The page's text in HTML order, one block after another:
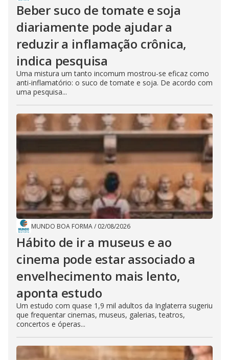
Beber suco de tomate e soja
diariamente pode ajudar a
reduzir a inflamação crônica,
indica pesquisa
Uma mistura um tanto incomum mostrou-se eficaz como
anti-inflamatório: o suco de tomate e soja. De acordo com
uma pesquisa...
MUNDO BOA FORMA/ 02/08/2026
Hábito de ir a museus e ao
cinema pode estar associado a
envelhecimento mais lento,
aponta estudo
Um estudo com quase 1,9 mil adultos da Inglaterra sugeriu
que frequentar cinemas, museus, galerias, teatros,
concertos e óperas...